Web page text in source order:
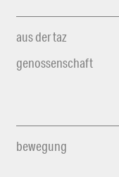
aus der taz
genossenschaft
bewegung